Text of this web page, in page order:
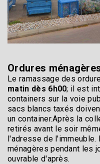
Ordures
Le ramassage des
matin dès 6h00; il est
containers sur la voie
sacs blancs taxés
un container.Après la
retirés avant le soir
l'adresse de l'immeuble.
ménagères pendant les
ouvrable d'après.